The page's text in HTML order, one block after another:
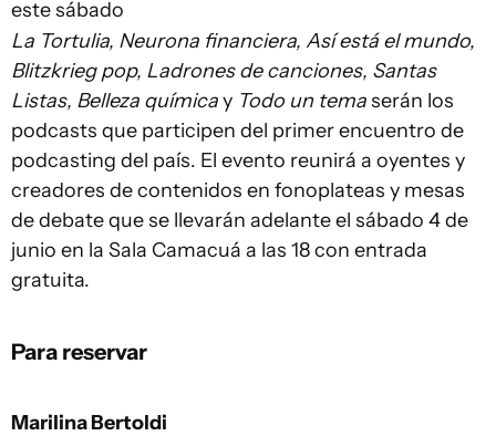
este sábado
La Tortulia, Neurona financiera, Así está el mundo,
Blitzkrieg pop, Ladrones de canciones, Santas
Listas, Belleza químicay Todo un temaserán los
podcasts que participen del primer encuentro de
podcasting del país. El evento reunirá a oyentes y
creadores de contenidos en fonoplateas y mesas
de debate que se llevarán adelante el sábado 4 de
junio en la Sala Camacuá a las 18 con entrada
gratuita.
Para reservar
Marilina Bertoldi